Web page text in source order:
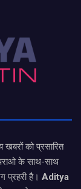
को प्रसारित
के साथ-साथ
प्रहरी है। Aditya